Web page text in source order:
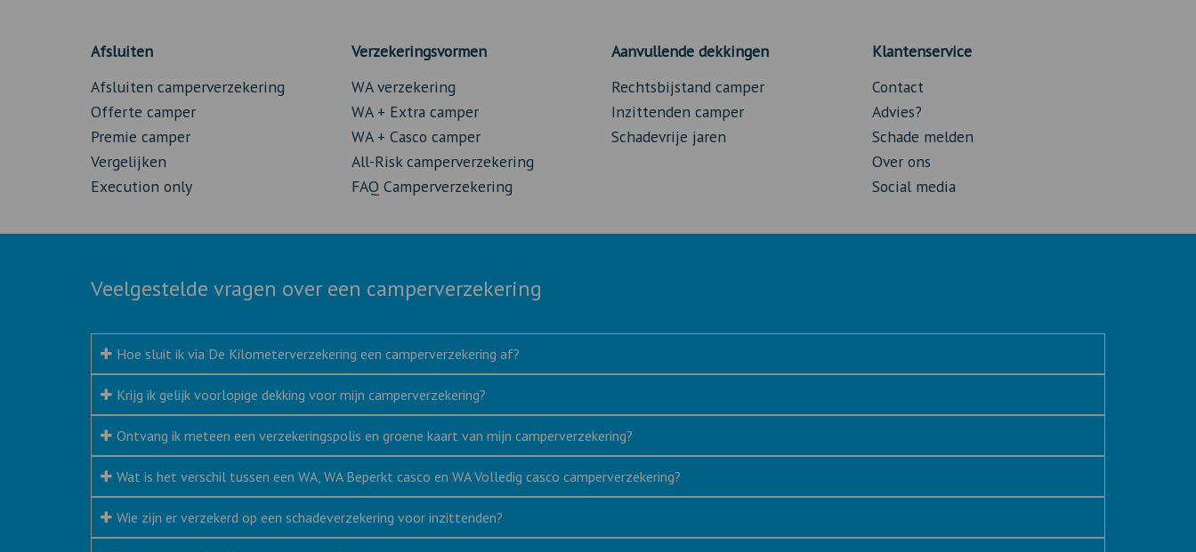
Afsluiten
Afsluiten camperverzekering
Offerte camper
Premie camper
Vergelijken
Execution only
Verzekeringsvormen
WA verzekering
WA + Extra camper
WA + Casco camper
All-Risk camperverzekering
FAQ Camperverzekering
Aanvullende dekkingen
Rechtsbijstand camper
Inzittenden camper
Schadevrije jaren
Klantenservice
Contact
Advies?
Schade melden
Over ons
Social media
Veelgestelde vragen over een camperverzekering
Hoe sluit ik via De Kilometerverzekering een camperverzekering af?
Krijg ik gelijk voorlopige dekking voor mijn camperverzekering?
Ontvang ik meteen een verzekeringspolis en groene kaart van mijn camperverzekering?
Wat is het verschil tussen een WA, WA Beperkt casco en WA Volledig casco camperverzekering?
Wie zijn er verzekerd op een schadeverzekering voor inzittenden?